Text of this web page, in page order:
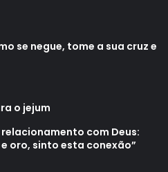
se negue, tome a sua cruz e
o jejum
com Deus:
oro, sinto esta conexão”